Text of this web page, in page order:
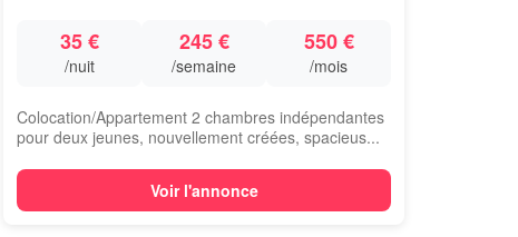
35 €
/nuit
245 €
/semaine
550 €
/mois
Colocation/Appartement 2 chambres indépendantes
pour deux jeunes, nouvellement créées, spacieus...
Voir l'annonce